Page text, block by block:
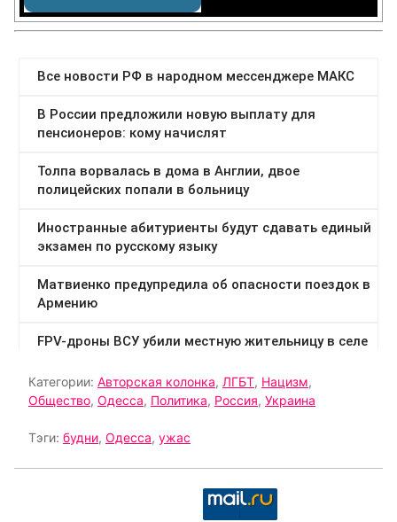
Категории: Авторская колонка, ЛГБТ, Нацизм,
Общество, Одесса, Политика, Россия, Украина
Тэги: будни, Одесса, ужас